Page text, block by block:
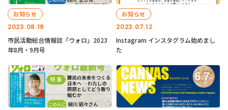
2023.08.18
お知らせ
市民活動総合情報誌「ウォロ」2023
年8月・9月号
2023.07.12
お知らせ
Instagram インスタグラム始めまし
た